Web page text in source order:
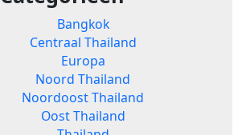
Bangkok
Centraal Thailand
Europa
Noord Thailand
Noordoost Thailand
Oost Thailand